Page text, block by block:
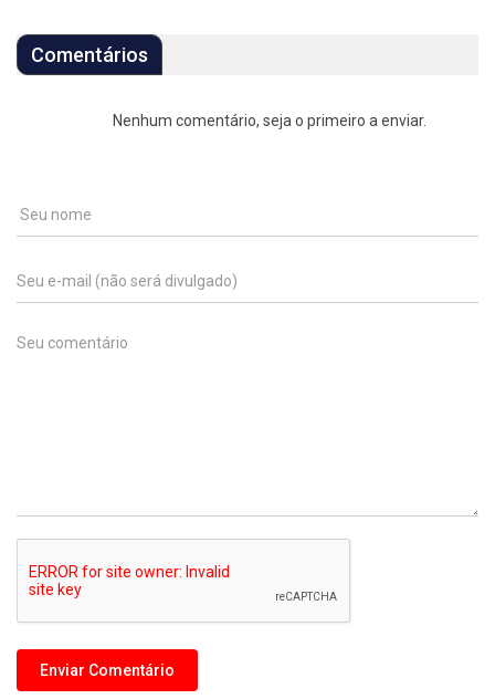
Comentários
Nenhum comentário, seja o primeiro a enviar.